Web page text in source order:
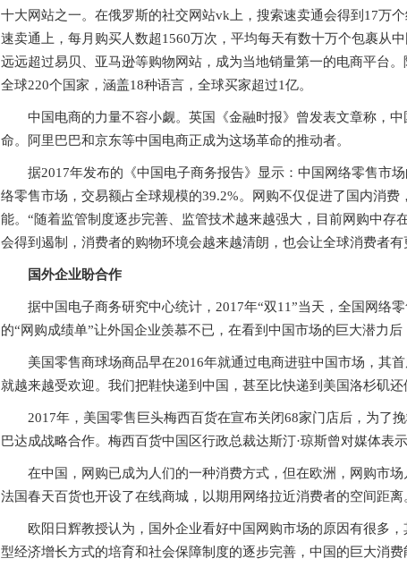
十大网站之一。在俄罗斯的社交网站vk上，搜索速卖通会得到17万
速卖通上，每月购买人数超1560万次，平均每天有数十万个包裹从
远远超过易贝、亚马逊等购物网站，成为当地销量第一的电商平台
全球220个国家，涵盖18种语言，全球买家超过1亿。
中国电商的力量不容小觑。英国《金融时报》曾发表文章称，
命。阿里巴巴和京东等中国电商正成为这场革命的推动者。
据2017年发布的《中国电子商务报告》显示：中国网络零售市
络零售市场，交易额占全球规模的39.2%。网购不仅促进了国内消
能。“随着监管制度逐步完善、监管技术越来越强大，目前网购中
会得到遏制，消费者的购物环境会越来越清朗，也会让全球消费者有
国外企业盼合作
据中国电子商务研究中心统计，2017年“双11”当天，全国网络
的“网购成绩单”让外国企业羡慕不已，在看到中国市场的巨大潜力
美国零售商球场商品早在2016年就通过电商进驻中国市场，其
就越来越受欢迎。我们把鞋快递到中国，甚至比快递到美国洛杉矶还
2017年，美国零售巨头梅西百货在宣布关闭68家门店后，为了
巴达成战略合作。梅西百货中国区行政总裁达斯汀·琼斯曾对媒体表
在中国，网购已成为人们的一种消费方式，但在欧洲，网购市
法国春天百货也开设了在线商城，以期用网络拉近消费者的空间距离
欧阳日辉教授认为，国外企业看好中国网购市场的原因有很多
型经济增长方式的培育和社会保障制度的逐步完善，中国的巨大消